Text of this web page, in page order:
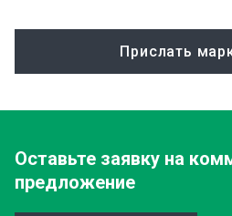
Прислать
Оставьте заявку на
предложение